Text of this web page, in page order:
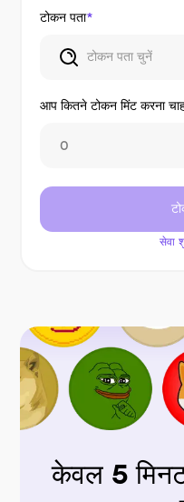
टोकन पता*
टोकन पता चुनें
आप कितने टोकन मिंट करना
सेवा
केवल 5